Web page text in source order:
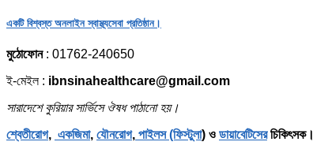
একটি বিশ্বস্ত অনলাইন স্বাস্থ্যসেবা প্রতিষ্ঠান।
মুঠোফোন: 01762-240650
ই-মেইল : ibnsinahealthcare@gmail.com
সারাদেশে কুরিয়ার সার্ভিসে ঔষধ পাঠানো হয়।
শ্বেতীরোগ, একজিমা, যৌনরোগ, পাইলস (ফিস্টুলা) ও ডায়াবেটিসেরচিকিৎসক।